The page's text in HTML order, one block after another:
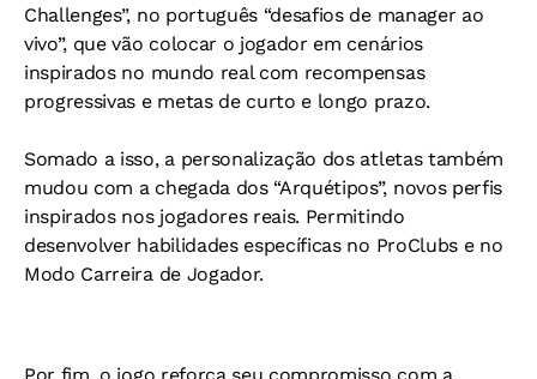
Challenges”, no português “desafios de manager ao
vivo”, que vão colocar o jogador em cenários
inspirados no mundo real com recompensas
progressivas e metas de curto e longo prazo.
Somado a isso, a personalização dos atletas também
mudou com a chegada dos “Arquétipos”, novos perfis
inspirados nos jogadores reais. Permitindo
desenvolver habilidades específicas no ProClubs e no
Modo Carreira de Jogador.